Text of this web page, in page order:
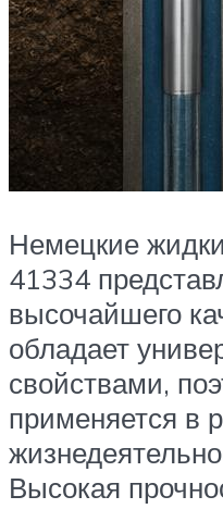
Немецкие
41334
высочайшего
обладает
свойствами,
применяется в
Высокая